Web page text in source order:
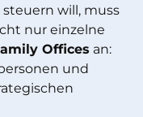
will, muss
nur einzelne
Offices an:
und